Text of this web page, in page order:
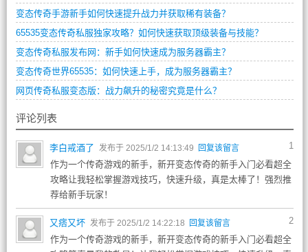
变态传奇手游新手如何快速提升战力并获取稀有装备？
65535变态传奇私服独家攻略？如何快速获取顶级装备与技能？
变态传奇私服发布网：新手如何快速成为服务器霸主？
变态传奇世界65535：如何快速上手，成为服务器霸主？
网页传奇私服变态版：战力飙升的秘密究竟是什么？
评论列表
1
李白戒酒了 发布于 2025/1/2 14:13:49 回复该留言
作为一个传奇游戏的新手，新开变态传奇的新手入门必看超全
攻略让我轻松掌握游戏技巧，快速升级，真是太棒了！强烈推
荐给新手玩家！
2
又痞又坏 发布于 2025/1/2 14:22:18 回复该留言
作为一个传奇游戏的新手，新开变态传奇的新手入门必看超全